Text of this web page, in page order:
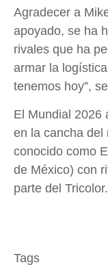
Agradecer a
apoyado, se ha
rivales que ha
armar la
tenemos hoy”,
El Mundial 2026
en la cancha del
conocido como
de México) con
parte del Tricolor.
Tags